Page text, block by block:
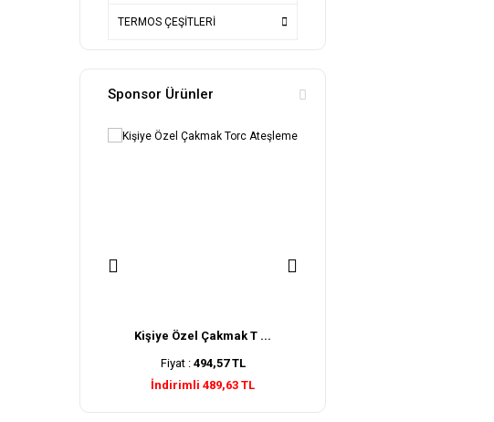
TERMOS ÇEŞİTLERİ
Sponsor Ürünler
Kişiye Özel Çakmak T ...
Fiyat : 494,57 TL
İndirimli 489,63 TL